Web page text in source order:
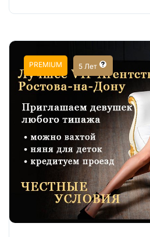
PREMIUM 5 Лет